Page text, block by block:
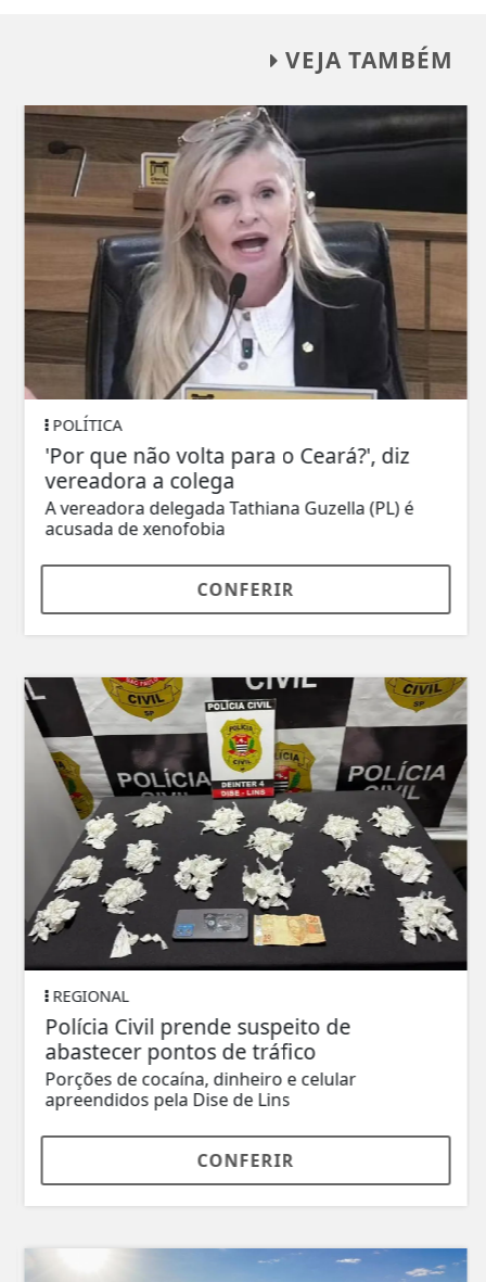
VEJA TAMBÉM
POLÍTICA
'Por que não volta para o Ceará?', diz
vereadora a colega
A vereadora delegada Tathiana Guzella (PL) é
acusada de xenofobia
CONFERIR
REGIONAL
Polícia Civil prende suspeito de
abastecer pontos de tráfico
Porções de cocaína, dinheiro e celular
apreendidos pela Dise de Lins
CONFERIR